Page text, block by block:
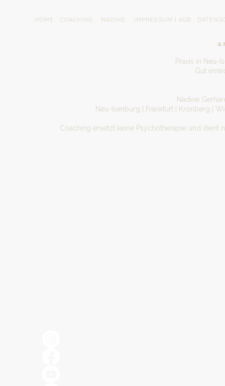
HOME COACHING NADINE IMPRESSUM | AGB
Praxis in Neu-
Gut
Nadine
Neu-Isenburg | Frankfurt | Kronberg |
Coaching ersetzt keine Psychotherapie und dient